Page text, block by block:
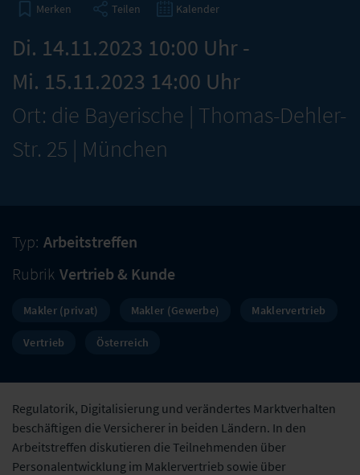
Merken Teilen Kalender
Di. 14.11.2023 10:00 Uhr -
Mi. 15.11.2023 14:00 Uhr
Ort: die Bayerische | Thomas-Dehler-
Str. 25 | München
Typ: Arbeitstreffen
Rubrik Vertrieb & Kunde
Makler (privat) Makler (Gewerbe) Maklervertrieb
Vertrieb Österreich
Regulatorik, Digitalisierung und verändertes Marktverhalten
beschäftigen die Versicherer in beiden Ländern. In den
Arbeitstreffen diskutieren die Teilnehmenden über
Personalentwicklung im Maklervertrieb sowie über